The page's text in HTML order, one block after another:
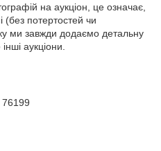
на аукціон, це означає,
(без потертостей чи
ми завжди додаємо детальну
аукціони.
76199